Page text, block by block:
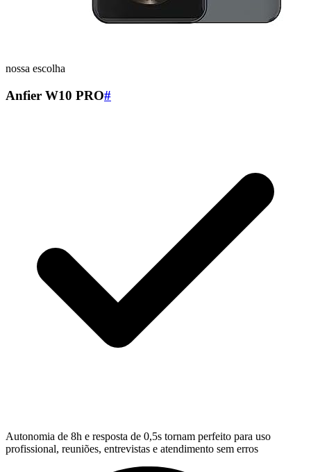
nossa escolha
Anfier W10 PRO#
Autonomia de 8h e resposta de 0,5s tornam perfeito para uso
profissional, reuniões, entrevistas e atendimento sem erros